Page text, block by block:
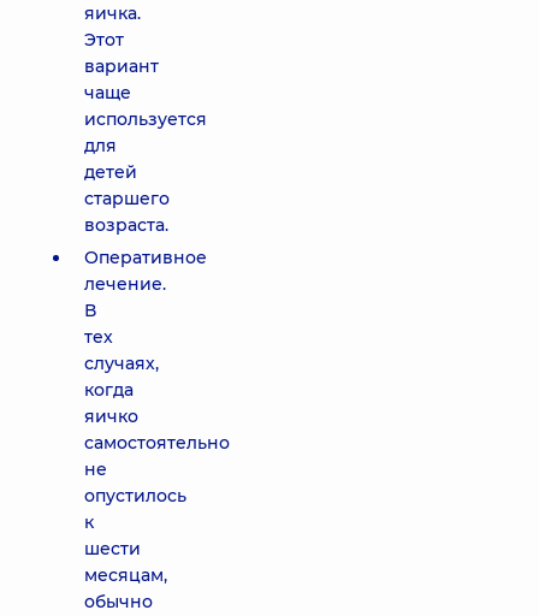
яичка.
Этот
вариант
чаще
используется
для
детей
старшего
возраста.
Оперативное
лечение.
В
тех
случаях,
когда
яичко
самостоятельно
не
опустилось
к
шести
месяцам,
обычно